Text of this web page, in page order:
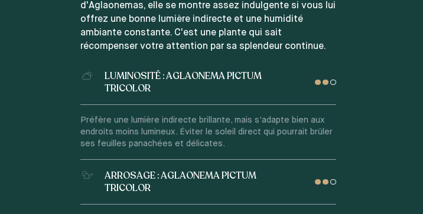
d'Aglaonemas, elle se montre assez indulgente si vous lui
offrez une bonne lumière indirecte et une humidité
ambiante constante. C'est une plante qui sait
récompenser votre attention par sa splendeur continue.
LUMINOSITÉ : AGLAONEMA PICTUM
TRICOLOR
Préfère une lumière indirecte brillante, mais s'adapte bien aux
endroits moins lumineux. Éviter le soleil direct qui pourrait brûler
ses feuilles panachées et délicates.
ARROSAGE : AGLAONEMA PICTUM
TRICOLOR